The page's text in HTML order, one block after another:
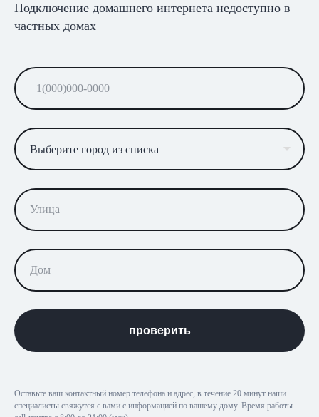
Подключение домашнего интернета недоступно в
частных домах
проверить
Оставьте ваш контактный номер телефона и адрес, в течение 20 минут наши
специалисты свяжутся с вами с информацией по вашему дому. Время работы